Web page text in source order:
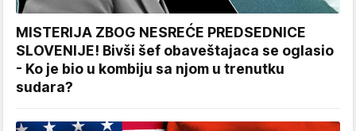
MISTERIJA ZBOG NESREĆE PREDSEDNICE
SLOVENIJE! Bivši šef obaveštajaca se oglasio
- Ko je bio u kombiju sa njom u trenutku
sudara?